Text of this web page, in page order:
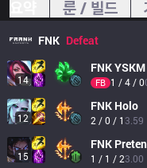
룬 / 빌드
FNK Defeat
14
FNKYSKM
FB 1 / 4 / 0
12
FNK Holo
2 / 0 / 1 3.59
15
FNK
1 / 1 / 23.00